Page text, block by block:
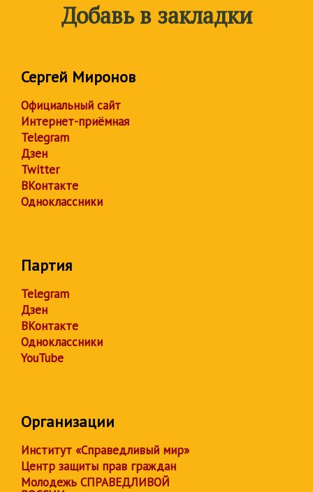
Добавь в закладки
Сергей Миронов
Официальный сайт
Интернет-приёмная
Telegram
Дзен
Twitter
ВКонтакте
Одноклассники
Партия
Telegram
Дзен
ВКонтакте
Одноклассники
YouTube
Организации
Институт «Справедливый мир»
Центр защиты прав граждан
Молодежь СПРАВЕДЛИВОЙ